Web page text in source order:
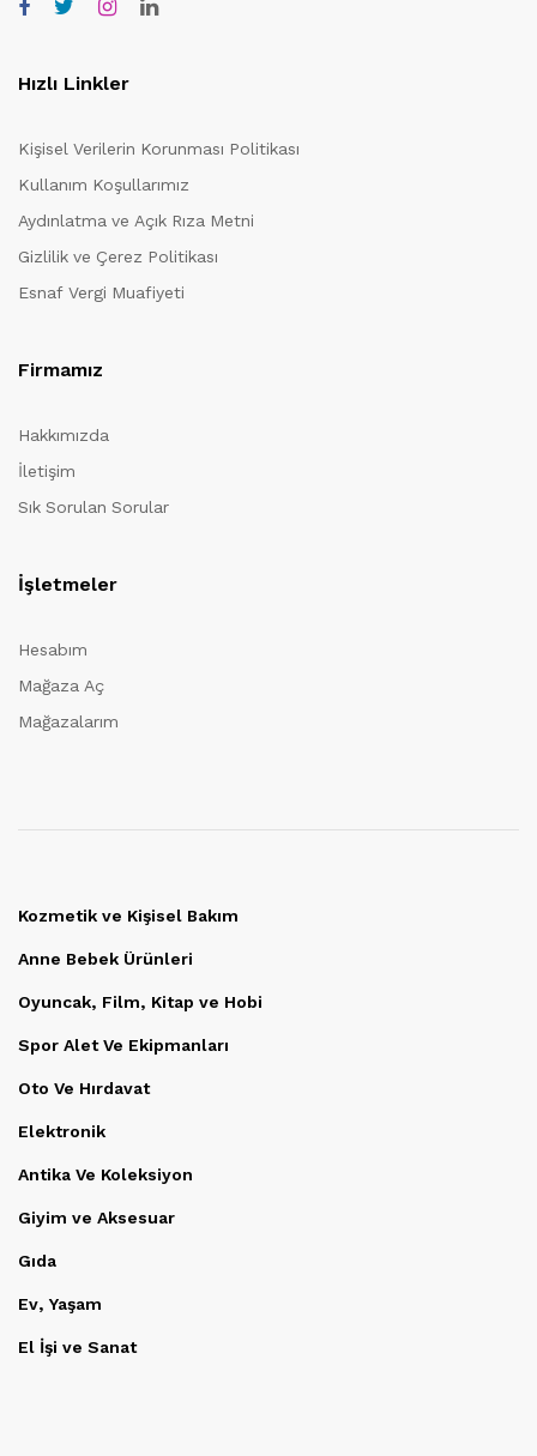
Hızlı Linkler
Kişisel Verilerin Korunması Politikası
Kullanım Koşullarımız
Aydınlatma ve Açık Rıza Metni
Gizlilik ve Çerez Politikası
Esnaf Vergi Muafiyeti
Firmamız
Hakkımızda
İletişim
Sık Sorulan Sorular
İşletmeler
Hesabım
Mağaza Aç
Mağazalarım
Kozmetik ve Kişisel Bakım
Anne Bebek Ürünleri
Oyuncak, Film, Kitap ve Hobi
Spor Alet Ve Ekipmanları
Oto Ve Hırdavat
Elektronik
Antika Ve Koleksiyon
Giyim ve Aksesuar
Gıda
Ev, Yaşam
El İşi ve Sanat